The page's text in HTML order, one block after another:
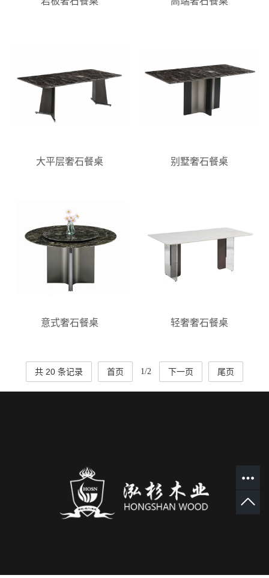
大平层奢石餐桌 别墅奢石餐桌
意式奢石餐桌 轻奢奢石餐桌
共 20 条记录 首页 1/2 下一页 尾页